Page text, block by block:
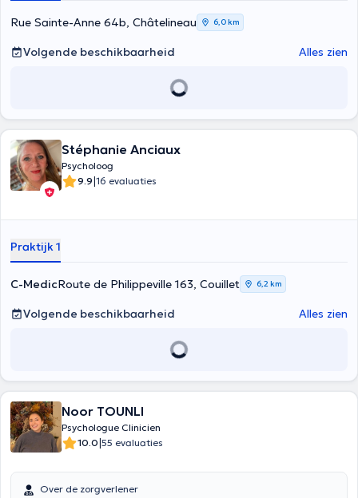
Rue Sainte-Anne 64b, Châtelineau 6,0 km
Volgende beschikbaarheid Alles zien
Stéphanie Anciaux
Psycholoog
9.9|16 evaluaties
Praktijk 1
C-MedicRoute de Philippeville 163, Couillet 6,2 km
Volgende beschikbaarheid Alles zien
Noor TOUNLI
Psychologue Clinicien
10.0|55 evaluaties
Over de zorgverlener